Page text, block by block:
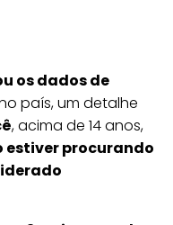
os dados de
país, um detalhe
, acima de 14 anos,
estiver procurando